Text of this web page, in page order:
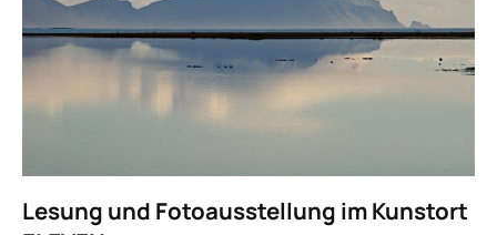
Lesung und Fotoausstellung im Kunstort